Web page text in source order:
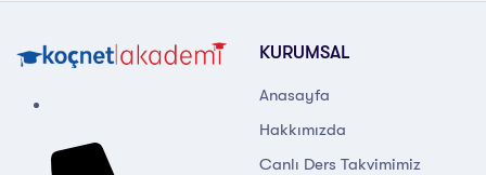
KURUMSAL
Anasayfa
Hakkımızda
Canlı Ders Takvimimiz